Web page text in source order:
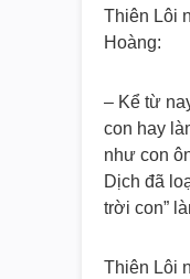
Thiên Lôi
Hoàng:
– Kể từ
con hay
như con
Dịch đã
trời con”
Thiên Lôi